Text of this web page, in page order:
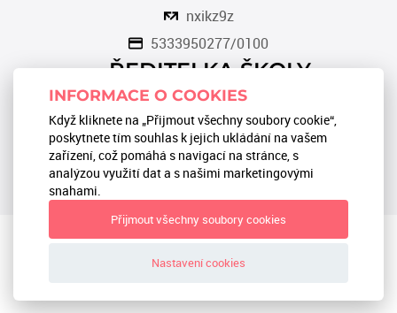
nxikz9z
5333950277/0100
ŘEDITELKA ŠKOLY
Romana Tomková
566 553 124
reditel@zstgmbystrice.cz
ZŠ TGM Bystřice 2024 © All Rights Reserved, Created by
INFORMACE O COOKIES
Když kliknete na „Přijmout všechny soubory cookie“,
poskytnete tím souhlas k jejich ukládání na vašem
zařízení, což pomáhá s navigací na stránce, s
analýzou využití dat a s našimi marketingovými
snahami.
Přijmout všechny soubory cookies
Nastavení cookies